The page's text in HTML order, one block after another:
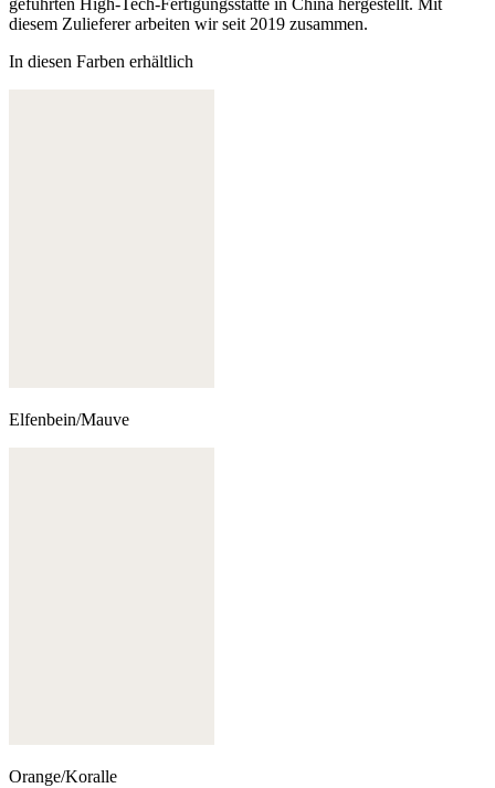
diesem Zulieferer arbeiten wir seit 2019 zusammen.
In diesen Farben erhältlich
Elfenbein/Mauve
Orange/Koralle